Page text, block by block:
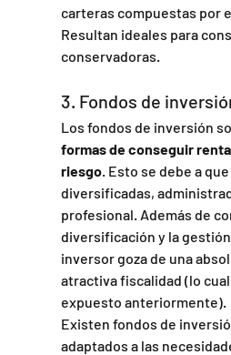
carteras compuestas por
Resultan ideales para
conservadoras.
3. Fondos de
Los fondos de inversión
formas de conseguir
riesgo. Esto se debe a
diversificadas,
profesional. Además de
diversificación y la
inversor goza de una
atractiva fiscalidad (lo
expuesto anteriormente).
Existen fondos de
adaptados a las